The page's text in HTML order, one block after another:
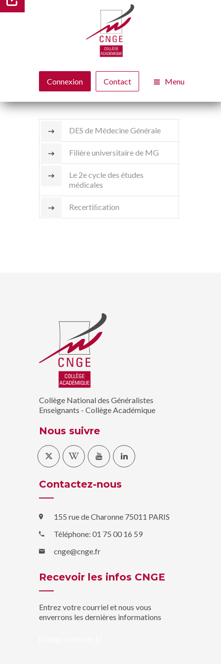
Connexion Contact Menu
DES de Médecine Générale
Filière universitaire de MG
Le 2e cycle des études
médicales
Recertiﬁcation
Collège National des Généralistes
Enseignants - Collège Académique
Nous suivre
Contactez-nous
155 rue de Charonne 75011 PARIS
Téléphone: 01 75 00 16 59
cnge@cnge.fr
Recevoir les infos CNGE
Entrez votre courriel et nous vous
enverrons les dernières informations